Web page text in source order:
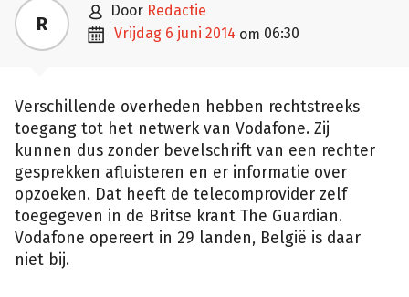
R  door Redactie
 vrijdag 6 juni 2014 om 06:30
Verschillende overheden hebben rechtstreeks
toegang tot het netwerk van Vodafone. Zij
kunnen dus zonder bevelschrift van een rechter
gesprekken afluisteren en er informatie over
opzoeken. Dat heeft de telecomprovider zelf
toegegeven in de Britse krant The Guardian.
Vodafone opereert in 29 landen, België is daar
niet bij.